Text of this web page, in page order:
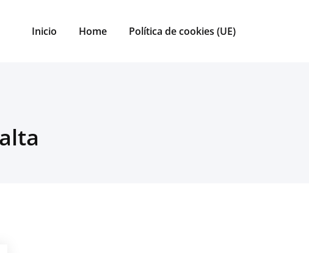
Inicio Home Política de cookies (UE)